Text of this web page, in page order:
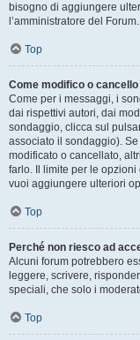
bisogno di aggiungere
l’amministratore del Forum.
Top
Come modifico o
Come per i messaggi, i
dai rispettivi autori, dai
sondaggio, clicca sul
associato il sondaggio).
modificato o cancellato,
farlo. Il limite per le opzioni
vuoi aggiungere ulteriori
Top
Perché non riesco ad
Alcuni forum potrebbero
leggere, scrivere,
speciali, che solo i
Top